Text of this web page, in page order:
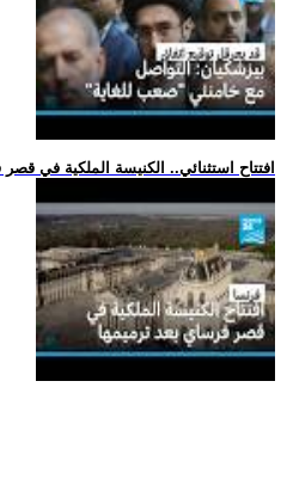
.. افتتاح استثنائي.. الكنيسة الملكية في